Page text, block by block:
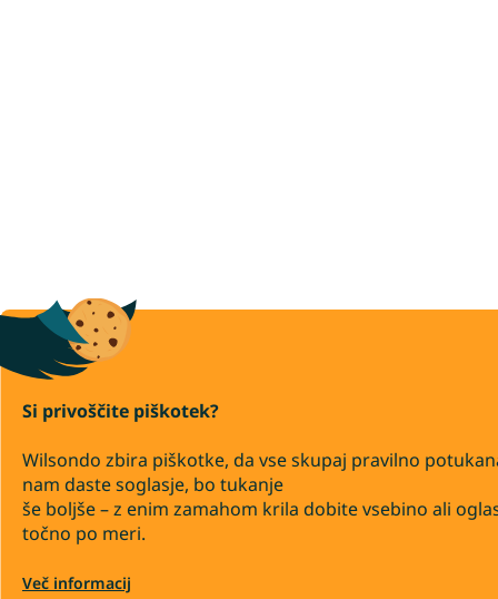
Si privoščite piškotek?
Wilsondo zbira piškotke, da vse skupaj pravilno
nam daste soglasje, bo tukanje
še boljše – z enim zamahom krila dobite vsebino ali
točno po meri.
Več informacij